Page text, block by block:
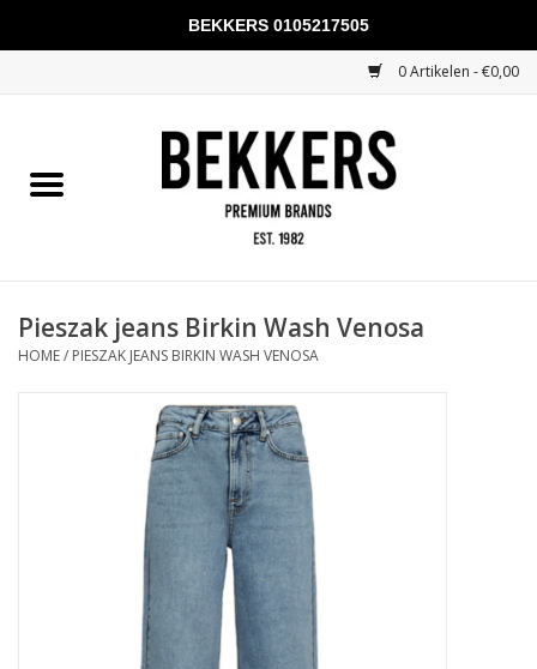
0 Artikelen - €0,00
Mannen
KADOBONNEN
Pieszak jeans Birkin Wash Venosa
HOME/ PIESZAK JEANS BIRKIN WASH VENOSA
BEKKERS 0105217505